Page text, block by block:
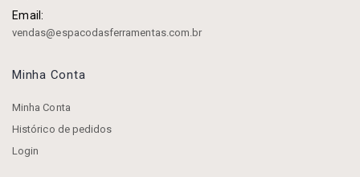
Email:
vendas@espacodasferramentas.com.br
Minha Conta
Minha Conta
Histórico de pedidos
Login